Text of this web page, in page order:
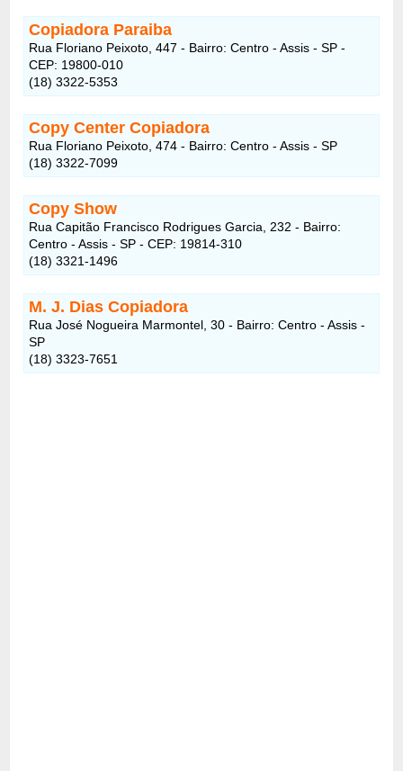
Copiadora Paraiba
Rua Floriano Peixoto, 447 - Bairro: Centro - Assis - SP -
CEP: 19800-010
(18) 3322-5353
Copy Center Copiadora
Rua Floriano Peixoto, 474 - Bairro: Centro - Assis - SP
(18) 3322-7099
Copy Show
Rua Capitão Francisco Rodrigues Garcia, 232 - Bairro:
Centro - Assis - SP - CEP: 19814-310
(18) 3321-1496
M. J. Dias Copiadora
Rua José Nogueira Marmontel, 30 - Bairro: Centro - Assis -
SP
(18) 3323-7651